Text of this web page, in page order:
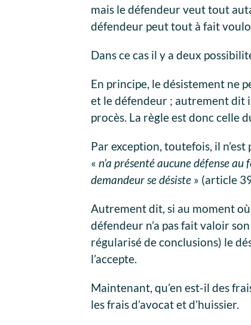
mais le défendeur veut tout
défendeur peut tout à fait
Dans ce cas il y a deux
En principe, le désistement ne
et le défendeur ; autrement dit
procès. La règle est donc celle
Par exception, toutefois, il
« n’a présenté aucune défense
demandeur se désiste » (article
Autrement dit, si au moment
défendeur n’a pas fait valoir
régularisé de conclusions) le
l’accepte.
Maintenant, qu’en est-il des
les frais d’avocat et d’huissier.